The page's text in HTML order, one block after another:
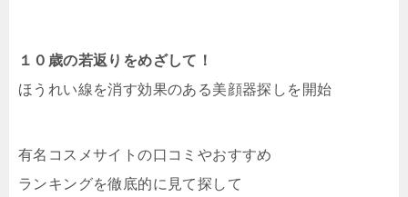
１０歳の若返りをめざして！
ほうれい線を消す効果のある美顔器探しを開始
有名コスメサイトの口コミやおすすめ
ランキングを徹底的に見て探して